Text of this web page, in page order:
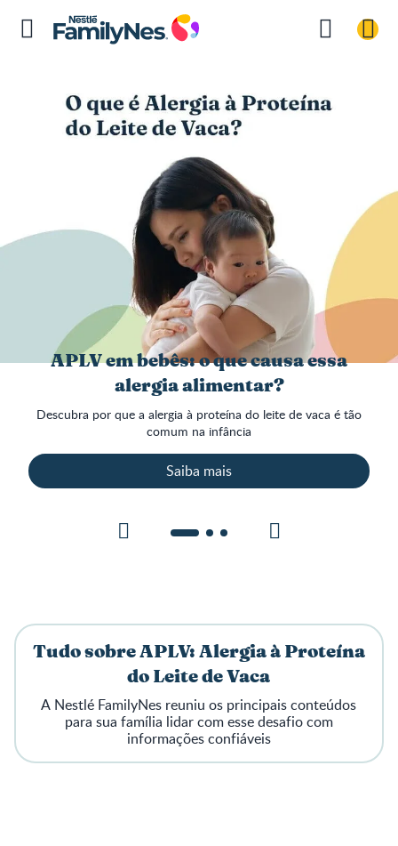
APLV em bebês: o que causa essa
alergia alimentar?
Descubra por que a alergia à proteína do leite de vaca é tão
comum na infância
Saiba mais
Tudo sobre APLV: Alergia à Proteína
do Leite de Vaca
A Nestlé FamilyNes reuniu os principais conteúdos
para sua família lidar com esse desafio com
informações confiáveis